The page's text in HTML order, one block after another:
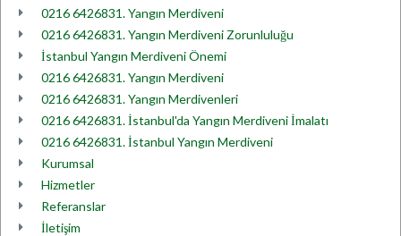
0216 6426831. Yangın Merdiveni
0216 6426831. Yangın Merdiveni Zorunluluğu
İstanbul Yangın Merdiveni Önemi
0216 6426831. Yangın Merdiveni
0216 6426831. Yangın Merdivenleri
0216 6426831. İstanbul'da Yangın Merdiveni İmalatı
0216 6426831. İstanbul Yangın Merdiveni
Kurumsal
Hizmetler
Referanslar
İletişim